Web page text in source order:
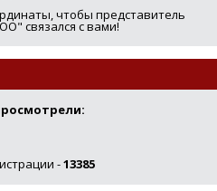
чтобы представитель
связался с вами!
-13385